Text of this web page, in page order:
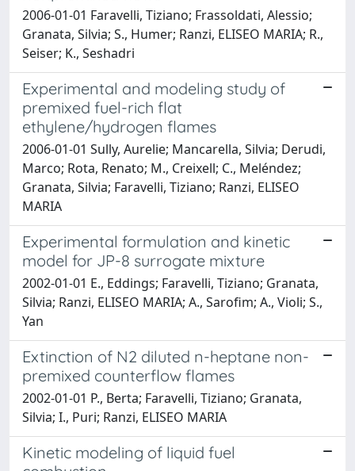
2006-01-01 Faravelli, Tiziano; Frassoldati, Alessio;
Granata, Silvia; S., Humer; Ranzi, ELISEO MARIA; R.,
Seiser; K., Seshadri
Experimental and modeling study of
premixed fuel-rich flat
ethylene/hydrogen flames
2006-01-01 Sully, Aurelie; Mancarella, Silvia; Derudi,
Marco; Rota, Renato; M., Creixell; C., Meléndez;
Granata, Silvia; Faravelli, Tiziano; Ranzi, ELISEO
MARIA
Experimental formulation and kinetic
model for JP-8 surrogate mixture
2002-01-01 E., Eddings; Faravelli, Tiziano; Granata,
Silvia; Ranzi, ELISEO MARIA; A., Sarofim; A., Violi; S.,
Yan
Extinction of N2 diluted n-heptane non-
premixed counterflow flames
2002-01-01 P., Berta; Faravelli, Tiziano; Granata,
Silvia; I., Puri; Ranzi, ELISEO MARIA
Kinetic modeling of liquid fuel